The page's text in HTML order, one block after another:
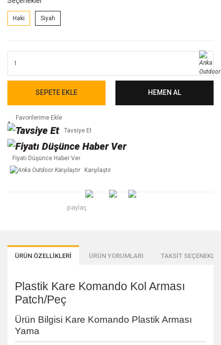
Haki Siyah
SEPETE EKLE HEMEN AL
Tavsiye Et
Fiyatı Düşünce Haber Ver
Karşılaştır
paylaş
ÜRÜN ÖZELLİKLERİ ÜRÜN YORUMLARI TAKSİT
Plastik Kare Komando Kol Arması
Patch/Peç
Ürün Bilgisi Kare Komando Plastik Arması
Yama